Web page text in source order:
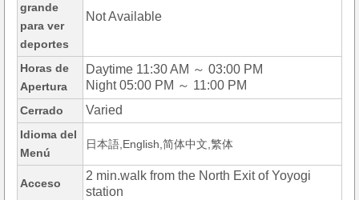
grande
para ver
deportes
Not Available
Horas de
Apertura
Daytime 11:30 AM ～ 03:00 PM
Night 05:00 PM ～ 11:00 PM
Cerrado Varied
Idioma del
Menú
日本語,English,简体中文,繁体
Acceso
2 min.walk from the North Exit of Yoyogi
station